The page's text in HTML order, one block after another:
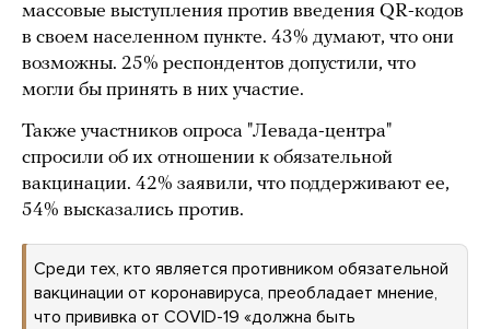
массовые выступления против введения QR-кодов
в своем населенном пункте. 43% думают, что они
возможны. 25% респондентов допустили, что
могли бы принять в них участие.
Также участников опроса "Левада-центра"
спросили об их отношении к обязательной
вакцинации. 42% заявили, что поддерживают ее,
54% высказались против.
Среди тех, кто является противником обязательной
вакцинации от коронавируса, преобладает мнение,
что прививка от COVID-19 «должна быть